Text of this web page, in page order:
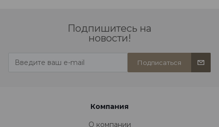
Подпишитесь на
новости!
Подписаться
Компания
О компании